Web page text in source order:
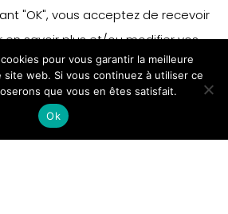
"OK", vous acceptez de recevoir
en savoir plus et/ou modifier vos
de cookies, merci de vous référer
sur les cookies.
Accepter
En savoir plus
pour vous garantir la meilleure
web. Si vous continuez à utiliser ce
que vous en êtes satisfait.
Ok